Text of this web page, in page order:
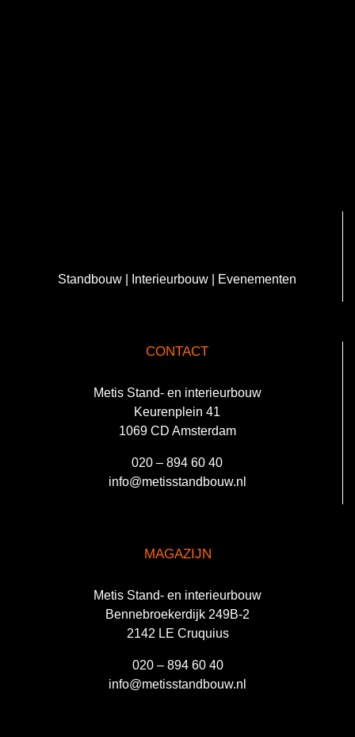
Standbouw | Interieurbouw | Evenementen
CONTACT
Metis Stand- en interieurbouw
Keurenplein 41
1069 CD Amsterdam
020 – 894 60 40
info@metisstandbouw.nl
MAGAZIJN
Metis Stand- en interieurbouw
Bennebroekerdijk 249B-2
2142 LE Cruquius
020 – 894 60 40
info@metisstandbouw.nl